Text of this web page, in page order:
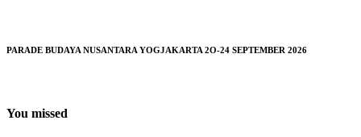
PARADE BUDAYA NUSANTARA YOGJAKARTA 2O-24 SEPTEMBER 2026
You missed